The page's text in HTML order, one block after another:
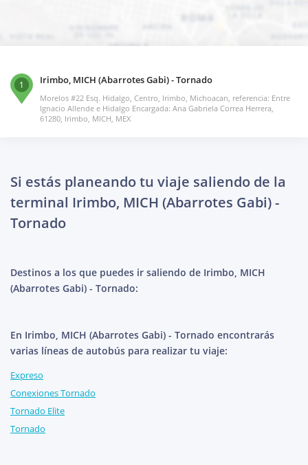
1 Irimbo, MICH (Abarrotes Gabi) - Tornado
Morelos #22 Esq. Hidalgo, Centro, Irimbo, Michoacan, referencia: Entre
Ignacio Allende e Hidalgo Encargada: Ana Gabriela Correa Herrera,
61280, Irimbo, MICH, MEX
Si estás planeando tu viaje saliendo de la
terminal Irimbo, MICH (Abarrotes Gabi) -
Tornado
Destinos a los que puedes ir saliendo de Irimbo, MICH
(Abarrotes Gabi) - Tornado:
En Irimbo, MICH (Abarrotes Gabi) - Tornado encontrarás
varias líneas de autobús para realizar tu viaje:
Expreso
Conexiones Tornado
Tornado Elite
Tornado